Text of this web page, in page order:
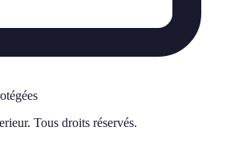
Tous droits réservés.